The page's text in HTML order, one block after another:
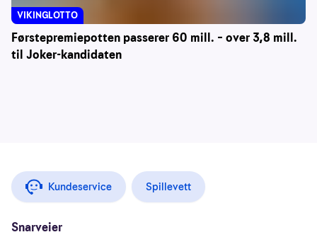
Førstepremiepotten passerer 60 mill. – over 3,8 mill.
til Joker-kandidaten
VIKINGLOTTO
Kundeservice Spillevett
Snarveier